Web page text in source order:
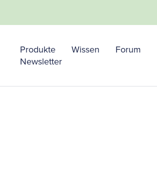
Produkte Wissen Forum
Newsletter